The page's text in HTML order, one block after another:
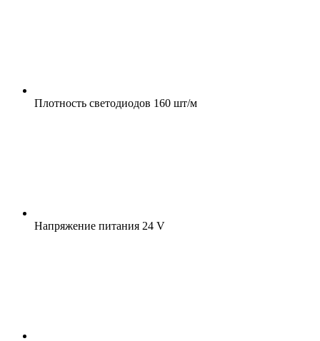
Плотность светодиодов 160 шт/м
Напряжение питания 24 V